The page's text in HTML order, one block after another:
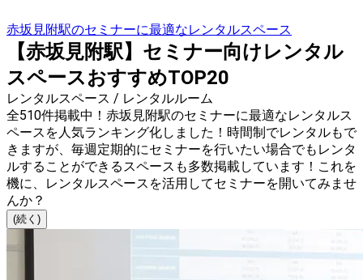
赤坂見附駅のセミナーに最適なレンタルスペース
【赤坂見附駅】セミナー向けレンタル
スペースおすすめTOP20
レンタルスペース / レンタルルーム
全510件掲載中！赤坂見附駅のセミナーに最適なレンタルス
ペースを人気ランキング化しました！時間制でレンタルもで
きますが、毎週定期的にセミナーを行いたい場合でもレンタ
ルすることができるスペースも多数掲載しています！これを
機に、レンタルスペースを活用してセミナーを開いてみませ
んか？
(続く)